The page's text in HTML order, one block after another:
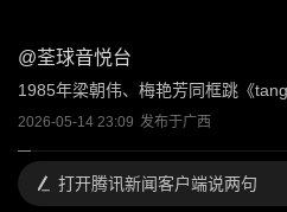
@荃球音悦台
1985年梁朝伟、梅艳芳同框跳《
2026-05-14 23:09 发布于广西
打开腾讯新闻客户端说两句